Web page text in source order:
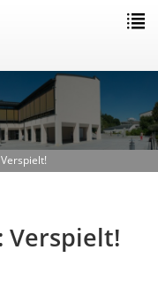
Verspielt!
Verspielt!